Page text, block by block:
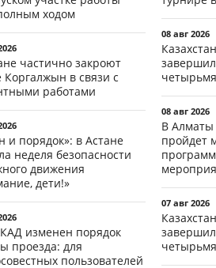
ходом
частично закроют
Коргалжын в связи с
работами
и порядок»: в Астане
неделя безопасности
движения
дети!»
изменен порядок
проезда: для
пользователей
08 авг 2026
08 авг 2026
В
пройдет
07 авг 2026